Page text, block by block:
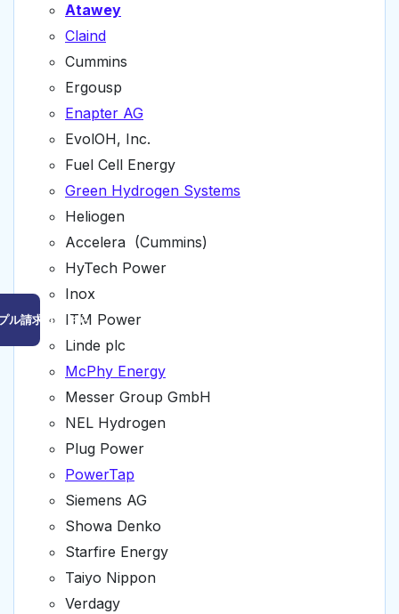
ル請求はこちら
Atawey
Claind
Cummins
Ergousp
Enapter AG
EvolOH, Inc.
Fuel Cell Energy
Green Hydrogen Systems
Heliogen
Accelera (Cummins)
HyTech Power
Inox
ITM Power
Linde plc
McPhy Energy
Messer Group GmbH
NEL Hydrogen
Plug Power
PowerTap
Siemens AG
Showa Denko
Starfire Energy
Taiyo Nippon
Verdagy